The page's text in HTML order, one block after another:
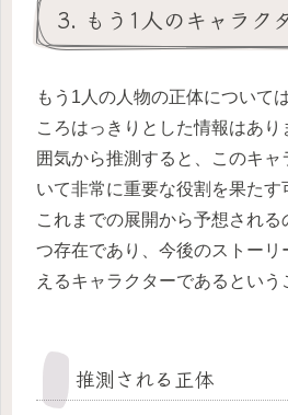
3. もう1人のキャラク
もう1人の人物の正体について
ころはっきりとした情報はあ
囲気から推測すると、このキ
いて非常に重要な役割を果たす
これまでの展開から予想され
つ存在であり、今後のストーリ
えるキャラクターであるという
推測される正体